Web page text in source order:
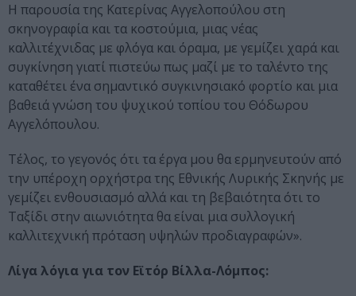
Η παρουσία της Κατερίνας Αγγελοπούλου στη
σκηνογραφία και τα κοστούμια, μιας νέας
καλλιτέχνιδας με φλόγα και όραμα, με γεμίζει χαρά και
συγκίνηση γιατί πιστεύω πως μαζί με το ταλέντο της
καταθέτει ένα σημαντικό συγκινησιακό φορτίο και μια
βαθειά γνώση του ψυχικού τοπίου του Θόδωρου
Αγγελόπουλου.
Τέλος, το γεγονός ότι τα έργα μου θα ερμηνευτούν από
την υπέροχη ορχήστρα της Εθνικής Λυρικής Σκηνής με
γεμίζει ενθουσιασμό αλλά και τη βεβαιότητα ότι το
Ταξίδι στην αιωνιότητα θα είναι μια συλλογική
καλλιτεχνική πρόταση υψηλών προδιαγραφών».
Λίγα λόγια για τον Εϊτόρ Βίλλα-Λόμπος: